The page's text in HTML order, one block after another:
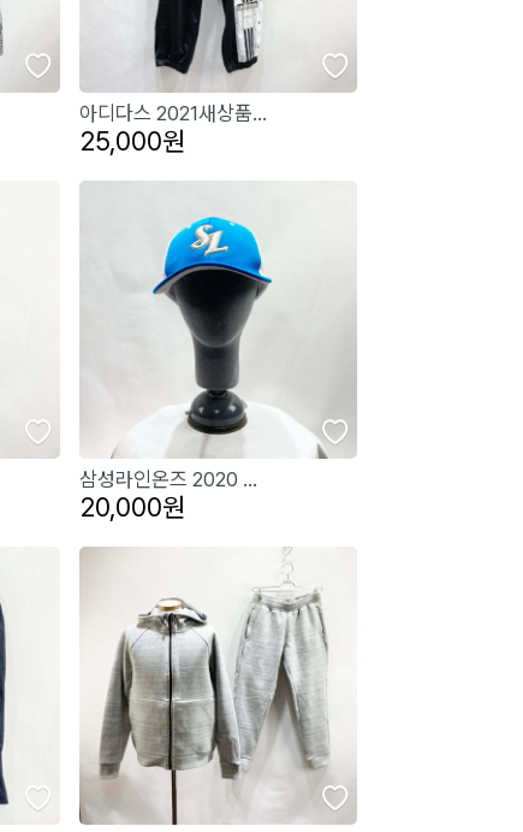
아디다스 2021새상품...
25,000원
삼성라인온즈 2020 ...
20,000원